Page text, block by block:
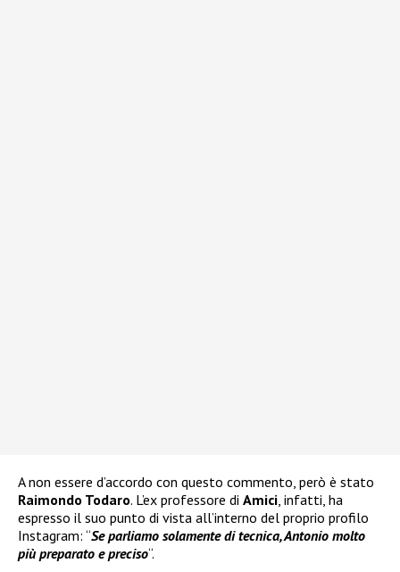
A non essere d’accordo con questo commento, però è stato
Raimondo Todaro. L’ex professore di Amici, infatti, ha
espresso il suo punto di vista all’interno del proprio profilo
Instagram: “Se parliamo solamente di tecnica, Antonio molto
più preparato e preciso“.